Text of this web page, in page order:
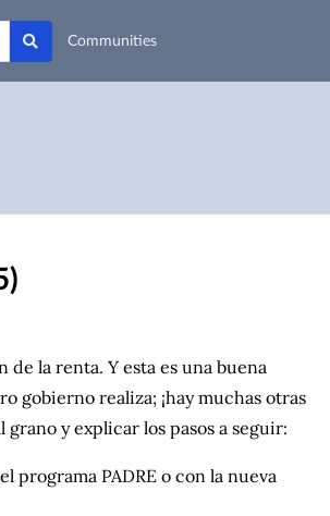
Communities
de la renta. Y esta es una buena
gobierno realiza; ¡hay muchas otras
grano y explicar los pasos a seguir:
programa PADRE o con la nueva